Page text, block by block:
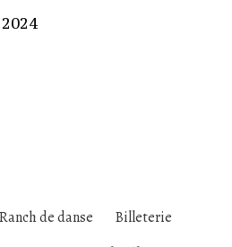
Ranch de danse
Billeterie